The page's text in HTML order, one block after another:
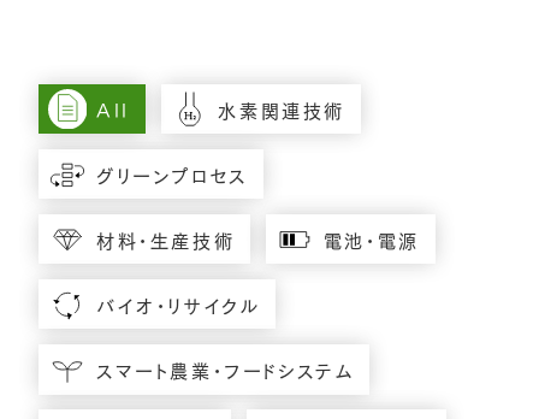
All 水素関連技術
グリーンプロセス
材料・生産技術 電池・電源
バイオ・リサイクル
スマート農業・フードシステム